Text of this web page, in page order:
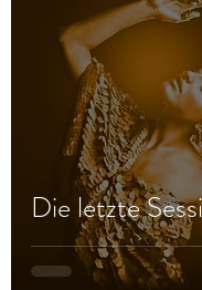
Die letzte